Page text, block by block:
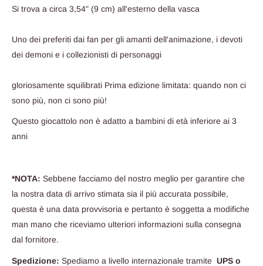
Si trova a circa 3,54" (9 cm) all'esterno della vasca
Uno dei preferiti dai fan per gli amanti dell'animazione, i devoti
dei demoni e i collezionisti di personaggi
gloriosamente squilibrati Prima edizione limitata: quando non ci
sono più, non ci sono più!
Questo giocattolo non è adatto a bambini di età inferiore ai 3
anni
*NOTA: Sebbene facciamo del nostro meglio per garantire che
la nostra data di arrivo stimata sia il più accurata possibile,
questa è una data provvisoria e pertanto è soggetta a modifiche
man mano che riceviamo ulteriori informazioni sulla consegna
dal fornitore.
Spedizione: Spediamo a livello internazionale tramite UPS o